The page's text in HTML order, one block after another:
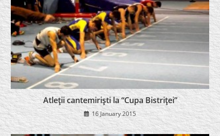
Atleţii cantemirişti la “Cupa Bistriţei”
16 January 2015